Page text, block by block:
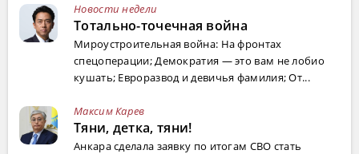
Новости недели
Тотально-точечная война
Мироустроительная война: На фронтах
спецоперации; Демократия — это вам не лобио
кушать; Евроразвод и девичья фамилия; От...
Максим Карев
Тяни, детка, тяни!
Анкара сделала заявку по итогам СВО стать